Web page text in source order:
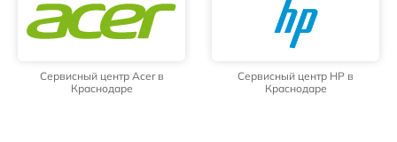
Сервисный центр Acer в
Краснодаре
Сервисный центр HP в
Краснодаре